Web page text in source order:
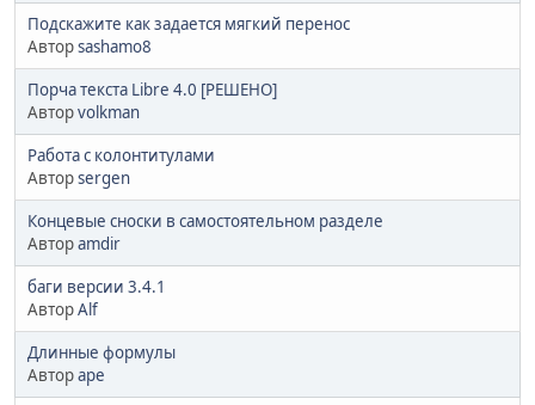
Подскажите как задается мягкий перенос
Авторsashamo8
Порча текста Libre 4.0 [РЕШЕНО]
Авторvolkman
Работа с колонтитулами
Авторsergen
Концевые сноски в самостоятельном разделе
Авторamdir
баги версии 3.4.1
АвторAlf
Длинные формулы
Авторape